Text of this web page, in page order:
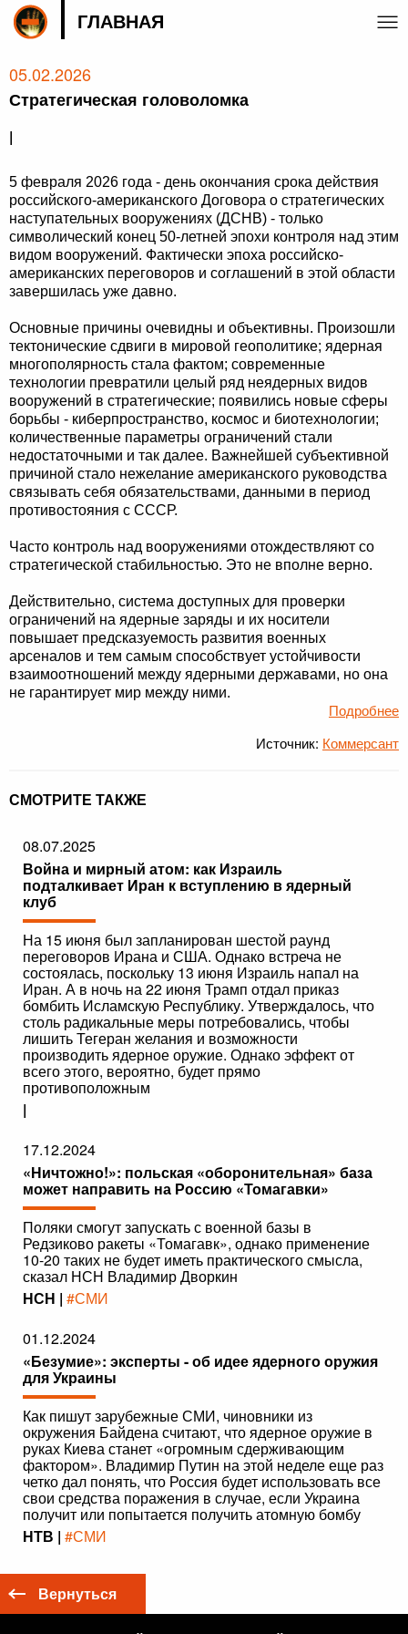
ГЛАВНАЯ
05.02.2026
Стратегическая головоломка
|
5 февраля 2026 года - день окончания срока действия
российского-американского Договора о стратегических
наступательных вооружениях (ДСНВ) - только
символический конец 50-летней эпохи контроля над этим
видом вооружений. Фактически эпоха российско-
американских переговоров и соглашений в этой области
завершилась уже давно.
Основные причины очевидны и объективны. Произошли
тектонические сдвиги в мировой геополитике; ядерная
многополярность стала фактом; современные
технологии превратили целый ряд неядерных видов
вооружений в стратегические; появились новые сферы
борьбы - киберпространство, космос и биотехнологии;
количественные параметры ограничений стали
недостаточными и так далее. Важнейшей субъективной
причиной стало нежелание американского руководства
связывать себя обязательствами, данными в период
противостояния с СССР.
Часто контроль над вооружениями отождествляют со
стратегической стабильностью. Это не вполне верно.
Действительно, система доступных для проверки
ограничений на ядерные заряды и их носители
повышает предсказуемость развития военных
арсеналов и тем самым способствует устойчивости
взаимоотношений между ядерными державами, но она
не гарантирует мир между ними.
Подробнее
Источник: Коммерсант
СМОТРИТЕ ТАКЖЕ
08.07.2025
Война и мирный атом: как Израиль
подталкивает Иран к вступлению в ядерный
клуб
На 15 июня был запланирован шестой раунд
переговоров Ирана и США. Однако встреча не
состоялась, поскольку 13 июня Израиль напал на
Иран. А в ночь на 22 июня Трамп отдал приказ
бомбить Исламскую Республику. Утверждалось, что
столь радикальные меры потребовались, чтобы
лишить Тегеран желания и возможности
производить ядерное оружие. Однако эффект от
всего этого, вероятно, будет прямо
противоположным
|
17.12.2024
«Ничтожно!»: польская «оборонительная» база
может направить на Россию «Томагавки»
Поляки смогут запускать с военной базы в
Редзиково ракеты «Томагавк», однако применение
10-20 таких не будет иметь практического смысла,
сказал НСН Владимир Дворкин
НСН | #СМИ
01.12.2024
«Безумие»: эксперты - об идее ядерного оружия
для Украины
Как пишут зарубежные СМИ, чиновники из
окружения Байдена считают, что ядерное оружие в
руках Киева станет «огромным сдерживающим
фактором». Владимир Путин на этой неделе еще раз
четко дал понять, что Россия будет использовать все
свои средства поражения в случае, если Украина
получит или попытается получить атомную бомбу
НТВ | #СМИ
Вернуться